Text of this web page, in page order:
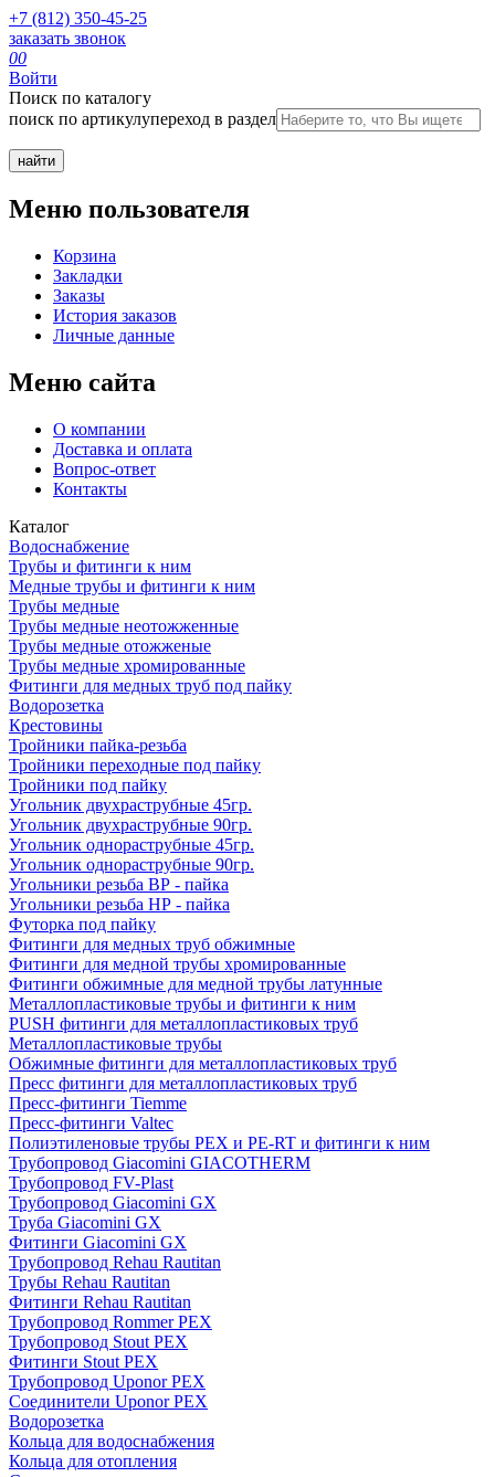
+7 (812) 350-45-25
заказать звонок
00
Войти
Поиск по каталогу
поиск по артикулупереход в раздел
Меню пользователя
Корзина
Закладки
Заказы
История заказов
Личные данные
Меню сайта
О компании
Доставка и оплата
Вопрос-ответ
Контакты
Каталог
Водоснабжение
Трубы и фитинги к ним
Медные трубы и фитинги к ним
Трубы медные
Трубы медные неотожженные
Трубы медные отожженые
Трубы медные хромированные
Фитинги для медных труб под пайку
Водорозетка
Крестовины
Тройники пайка-резьба
Тройники переходные под пайку
Тройники под пайку
Угольник двухраструбные 45гр.
Угольник двухраструбные 90гр.
Угольник однораструбные 45гр.
Угольник однораструбные 90гр.
Угольники резьба ВР - пайка
Угольники резьба НР - пайка
Футорка под пайку
Фитинги для медных труб обжимные
Фитинги для медной трубы хромированные
Фитинги обжимные для медной трубы латунные
Металлопластиковые трубы и фитинги к ним
PUSH фитинги для металлопластиковых труб
Металлопластиковые трубы
Обжимные фитинги для металлопластиковых труб
Пресс фитинги для металлопластиковых труб
Пресс-фитинги Tiemme
Пресс-фитинги Valtec
Полиэтиленовые трубы PEX и PE-RT и фитинги к ним
Трубопровод Giacomini GIACOTHERM
Трубопровод FV-Plast
Трубопровод Giacomini GX
Труба Giacomini GX
Фитинги Giacomini GX
Трубопровод Rehau Rautitan
Трубы Rehau Rautitan
Фитинги Rehau Rautitan
Трубопровод Rommer PEX
Трубопровод Stout PEX
Фитинги Stout PEX
Трубопровод Uponor PEX
Соединители Uponor PEX
Водорозетка
Кольца для водоснабжения
Кольца для отопления